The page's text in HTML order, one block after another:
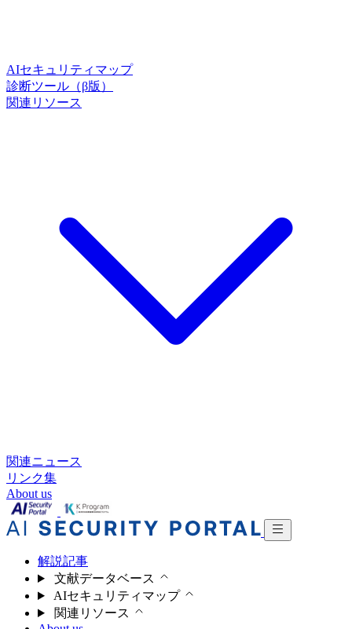
AIセキュリティマップ
診断ツール（β版）
関連リソース
関連ニュース
リンク集
About us
解説記事
文献データベース
AIセキュリティマップ
関連リソース